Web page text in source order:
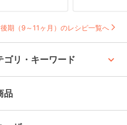
期（9～11ヶ月）のレシピ一覧へ
ゴリ・キーワード keyboard_arrow_up
品